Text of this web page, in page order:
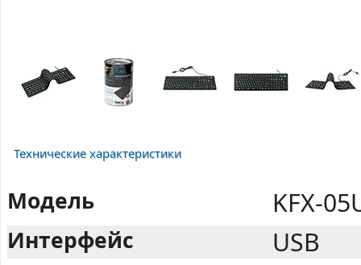
Технические характеристики
Модель KFX-
Интерфейс USB